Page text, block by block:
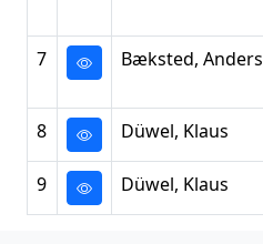
7 Bæksted, Anders
8 Düwel, Klaus
9 Düwel, Klaus